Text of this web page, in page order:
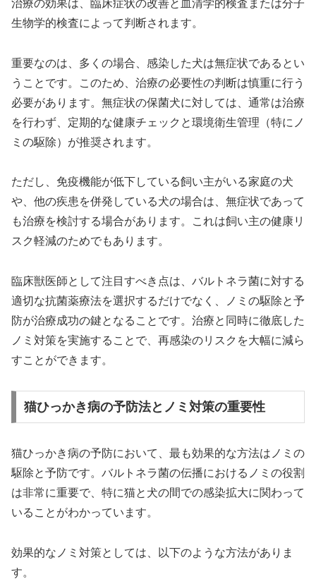
治療の効果は、臨床症状の改善と血清学的検査または分子
生物学的検査によって判断されます。
重要なのは、多くの場合、感染した犬は無症状であるとい
うことです。このため、治療の必要性の判断は慎重に行う
必要があります。無症状の保菌犬に対しては、通常は治療
を行わず、定期的な健康チェックと環境衛生管理（特にノ
ミの駆除）が推奨されます。
ただし、免疫機能が低下している飼い主がいる家庭の犬
や、他の疾患を併発している犬の場合は、無症状であって
も治療を検討する場合があります。これは飼い主の健康リ
スク軽減のためでもあります。
臨床獣医師として注目すべき点は、バルトネラ菌に対する
適切な抗菌薬療法を選択するだけでなく、ノミの駆除と予
防が治療成功の鍵となることです。治療と同時に徹底した
ノミ対策を実施することで、再感染のリスクを大幅に減ら
すことができます。
猫ひっかき病の予防法とノミ対策の重要性
猫ひっかき病の予防において、最も効果的な方法はノミの
駆除と予防です。バルトネラ菌の伝播におけるノミの役割
は非常に重要で、特に猫と犬の間での感染拡大に関わって
いることがわかっています。
効果的なノミ対策としては、以下のような方法がありま
す。